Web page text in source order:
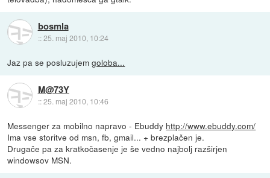
bosmla
::25. maj 2010, 10:24
Jaz pa se posluzujemgoloba...
M@73Y
::25. maj 2010, 10:46
Messenger za mobilno napravo - Ebuddy http://www.ebuddy.com/
Ima vse storitve od msn, fb, gmail... + brezplačen je.
Drugače pa za kratkočasenje je še vedno najbolj razširjen
windowsov MSN.